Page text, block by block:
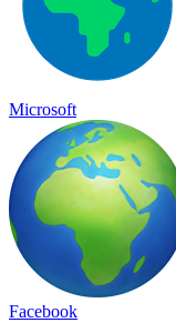
Microsoft
Facebook